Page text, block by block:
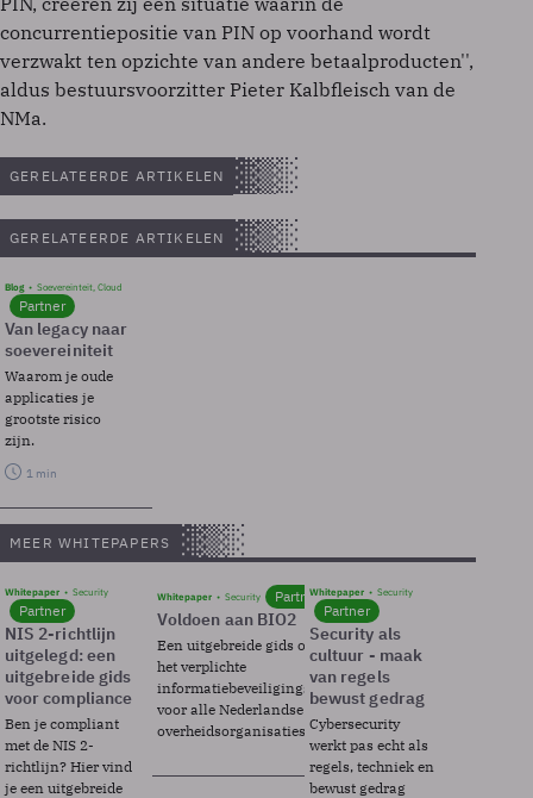
concurrentiepositie van PIN op voorhand wordt
verzwakt ten opzichte van andere betaalproducten'',
aldus bestuursvoorzitter Pieter Kalbfleisch van de
NMa.
GERELATEERDE ARTIKELEN
GERELATEERDE ARTIKELEN
Blog Soevereinteit, Cloud
Partner
Van legacy naar
soevereiniteit
Waarom je oude
applicaties je
grootste risico
zijn.
1 min
MEER WHITEPAPERS
Whitepaper Security
Partner
NIS 2-richtlijn
uitgelegd: een
uitgebreide gids
voor compliance
Ben je compliant
met de NIS 2-
richtlijn? Hier vind
je een uitgebreide
Whitepaper Security Partner
Voldoen aan BIO2
Een uitgebreide gids over BIO2,
het verplichte
informatiebeveiligingsframework
voor alle Nederlandse
overheidsorganisaties.
Whitepaper Security
Partner
Security als
cultuur - maak
van regels
bewust gedrag
Cybersecurity
werkt pas echt als
regels, techniek en
bewust gedrag